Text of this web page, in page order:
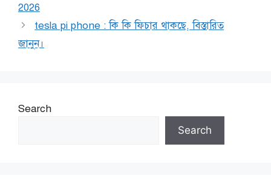
2026
tesla pi phone : কি কি ফিচার থাকছে, বিস্তারিত
জানুন।
Search
Search